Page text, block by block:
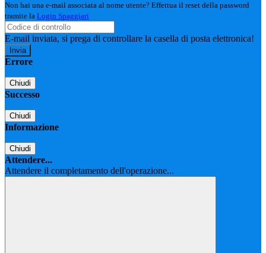
Non hai una e-mail associata al nome utente? Effettua il reset della password
tramite la Login Spaggiari
E-mail inviata, si prega di controllare la casella di posta elettronica!
Errore
Chiudi
Successo
Chiudi
Informazione
Chiudi
Attendere...
Attendere il completamento dell'operazione...